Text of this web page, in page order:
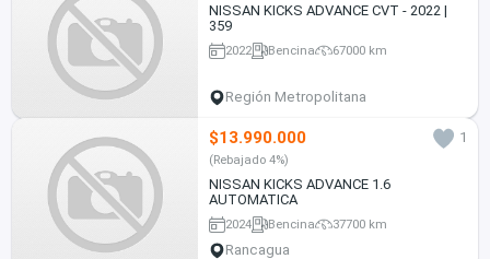
NISSAN KICKS ADVANCE CVT - 2022 |
359
2022 Bencina 67000 km
Región Metropolitana
$13.990.000 1
(Rebajado 4%)
NISSAN KICKS ADVANCE 1.6
AUTOMATICA
2024 Bencina 37700 km
Rancagua